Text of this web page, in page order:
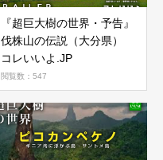
『超巨大樹の世界・予告』
伐株山の伝説（大分県）
コレいいよ.JP
閲覧数：547